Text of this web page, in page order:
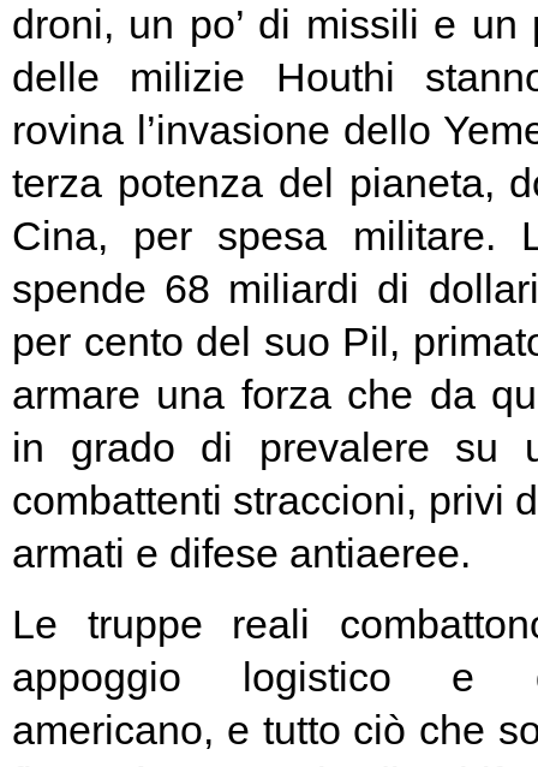
droni, un po’ di missili e un
delle milizie Houthi
rovina l’invasione dello
terza potenza del pianeta,
Cina, per spesa militare.
spende 68 miliardi di
per cento del suo Pil,
armare una forza che da
in grado di prevalere su
combattenti straccioni, privi
armati e difese antiaeree.
Le truppe reali
appoggio logistico e
americano, e tutto ciò che